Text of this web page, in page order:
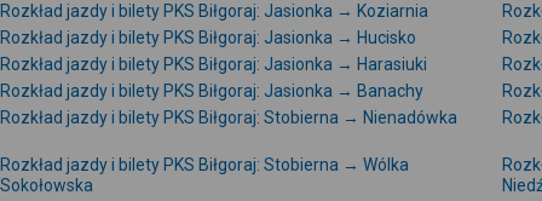
Rozkład jazdy i bilety PKS Biłgoraj: Jasionka → Koziarnia
Rozkład jazdy i bilety PKS Biłgoraj: Jasionka → Hucisko
Rozkład jazdy i bilety PKS Biłgoraj: Jasionka → Harasiuki
Rozkład jazdy i bilety PKS Biłgoraj: Jasionka → Banachy
Rozkład jazdy i bilety PKS Biłgoraj: Stobierna → Nienadówka
Rozkład jazdy i bilety PKS Biłgoraj: Stobierna → Wólka
Sokołowska